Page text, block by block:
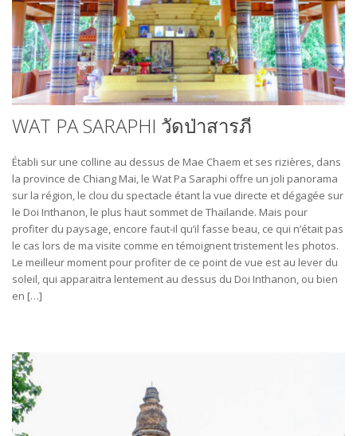
WAT PA SARAPHI วัดป่าสารภี
Établi sur une colline au dessus de Mae Chaem et ses rizières, dans
la province de Chiang Mai, le Wat Pa Saraphi offre un joli panorama
sur la région, le clou du spectacle étant la vue directe et dégagée sur
le Doi Inthanon, le plus haut sommet de Thaïlande. Mais pour
profiter du paysage, encore faut-il qu’il fasse beau, ce qui n’était pas
le cas lors de ma visite comme en témoignent tristement les photos.
Le meilleur moment pour profiter de ce point de vue est au lever du
soleil, qui apparaitra lentement au dessus du Doi Inthanon, ou bien
en […]